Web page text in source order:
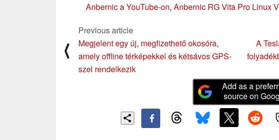
Anbernic a YouTube-on, Anbernic RG Vita Pro Linux
⟨
Previous article
Megjelent egy új, megfizethető okosóra,
amely offline térképekkel és kétsávos GPS-
szel rendelkezik
A
Add as a
source on